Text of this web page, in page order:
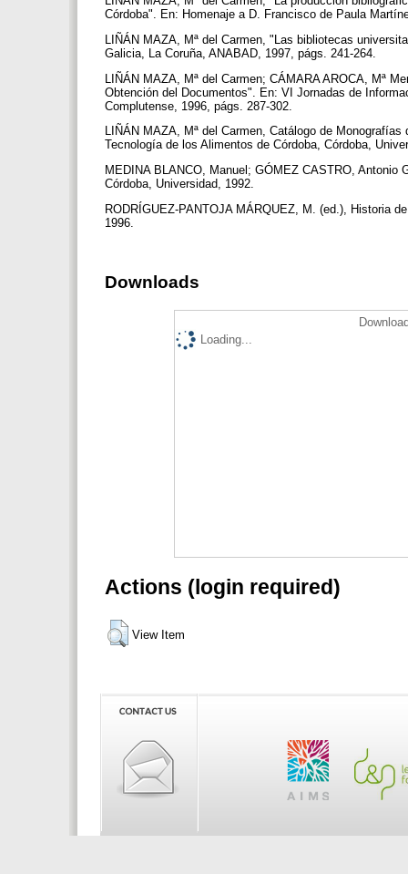
Córdoba". En: Homenaje a D. Francisco de Paula
LIÑÁN MAZA, Mª del Carmen, "Las bibliotecas
Galicia, La Coruña, ANABAD, 1997, págs. 241-264.
LIÑÁN MAZA, Mª del Carmen; CÁMARA AROCA, Mª
Obtención del Documentos". En: VI Jornadas de
Complutense, 1996, págs. 287-302.
LIÑÁN MAZA, Mª del Carmen, Catálogo de
Tecnología de los Alimentos de Córdoba, Córdoba,
MEDINA BLANCO, Manuel; GÓMEZ CASTRO, Antonio
Córdoba, Universidad, 1992.
RODRÍGUEZ-PANTOJA MÁRQUEZ, M. (ed.), Historia
1996.
Downloads
Loading...
Actions (login required)
View Item